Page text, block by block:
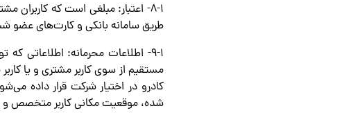
۸-۱- اعتبار: مبلغی است که
طریق سامانه بانکی و کارت‌های عضو
۹-۱- اطلاعات محرمانه: اطلاعاتی
مستقیم از سوی کاربر مشتری و یا
کادرو در اختیار شرکت قرار داده
شده، موقعیت مکانی کاربر متخصص و